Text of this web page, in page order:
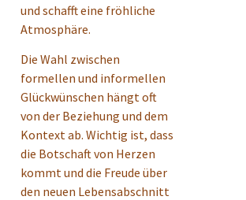
und schafft eine fröhliche
Atmosphäre.
Die Wahl zwischen
formellen und informellen
Glückwünschen hängt oft
von der Beziehung und dem
Kontext ab. Wichtig ist, dass
die Botschaft von Herzen
kommt und die Freude über
den neuen Lebensabschnitt